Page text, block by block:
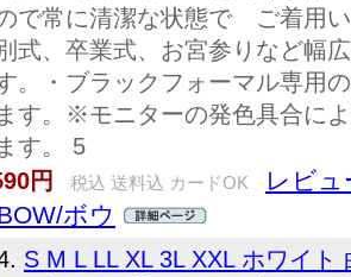
で常に清潔な状態で ご着用
式、卒業式、お宮参りなど幅
。・ブラックフォーマル専用
す。※モニターの発色具合に
す。 5
円
税込 送料込 カードOK
レビュ
ボウ
S M L LL XL 3L XXL ホワイ